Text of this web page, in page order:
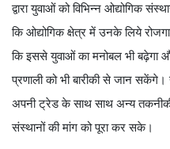
द्वारा युवाओं को विभिन्न ओद्योगिक
कि ओद्योगिक क्षेत्र में उनके लिये
कि इससे युवाओं का मनोबल भी बढ़ेगा
प्रणाली को भी बारीकी से जान सकेंगे।
अपनी ट्रेड के साथ साथ अन्य तकनीकी
संस्थानों की मांग को पूरा कर सके।